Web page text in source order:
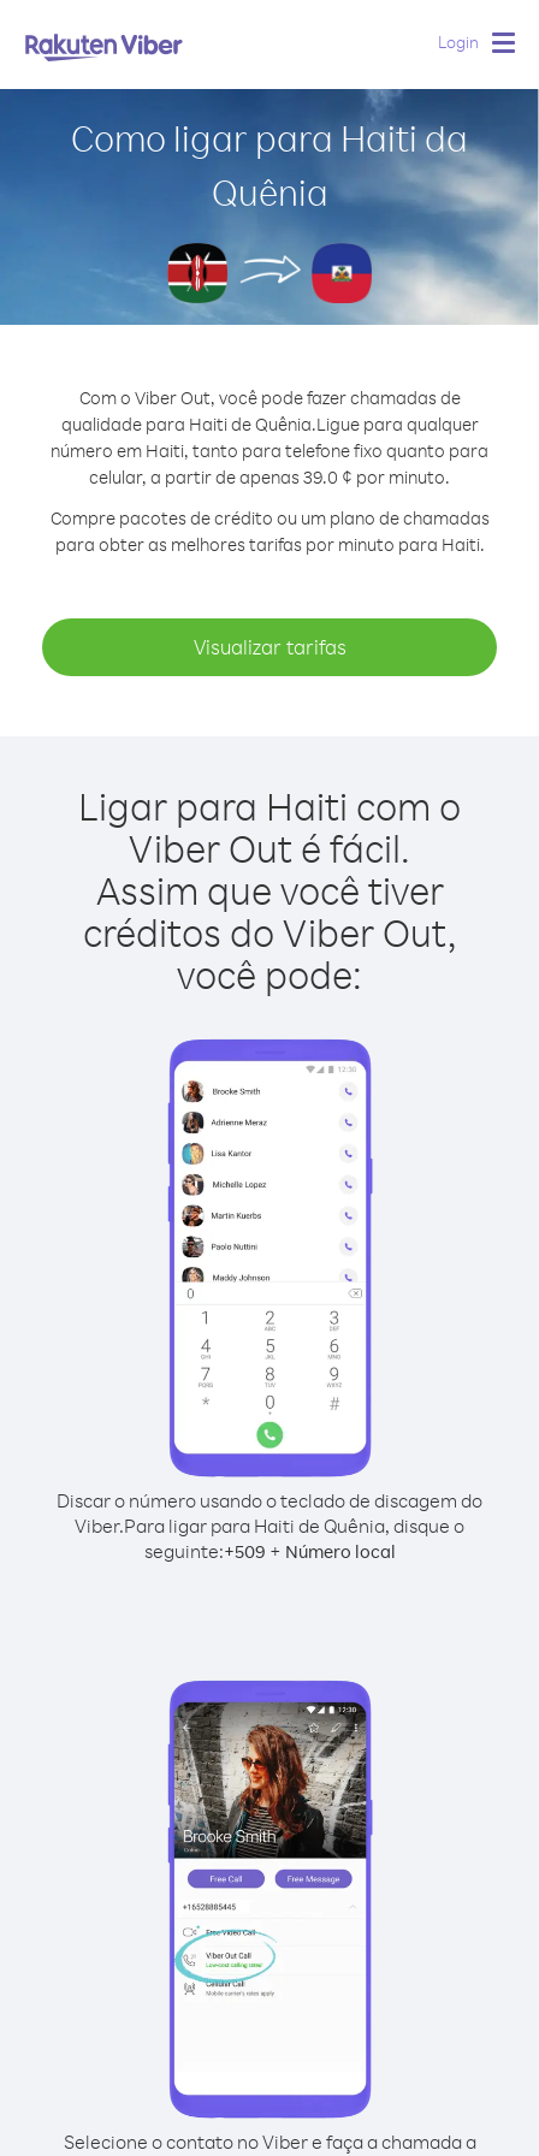
Login
Como ligar para Haiti da
Quênia
Com o Viber Out, você pode fazer chamadas de
qualidade para Haiti de Quênia.Ligue para qualquer
número em Haiti, tanto para telefone fixo quanto para
celular, a partir de apenas 39.0 ¢ por minuto.
Compre pacotes de crédito ou um plano de chamadas
para obter as melhores tarifas por minuto para Haiti.
Visualizar tarifas
Ligar para Haiti com o
Viber Out é fácil.
Assim que você tiver
créditos do Viber Out,
você pode:
Discar o número usando o teclado de discagem do
Viber.Para ligar para Haiti de Quênia, disque o
seguinte:+509 + Número local
Selecione o contato no Viber e faça a chamada a